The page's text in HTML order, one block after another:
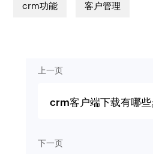
crm功能 客户管理
上一页
crm客户端下载有哪些
下一页